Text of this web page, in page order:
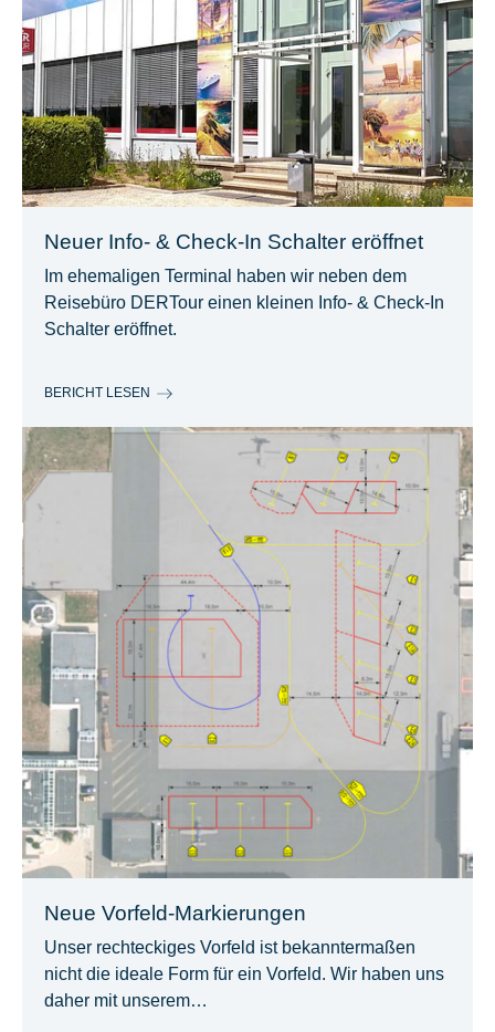
Neuer Info- & Check-In Schalter eröffnet
Im ehemaligen Terminal haben wir neben dem
Reisebüro DERTour einen kleinen Info- & Check-In
Schalter eröffnet.
BERICHT LESEN
Neue Vorfeld-Markierungen
Unser rechteckiges Vorfeld ist bekanntermaßen
nicht die ideale Form für ein Vorfeld. Wir haben uns
daher mit unserem…